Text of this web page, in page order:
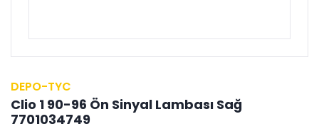
DEPO-TYC
Clio 1 90-96 Ön Sinyal Lambası Sağ
7701034749